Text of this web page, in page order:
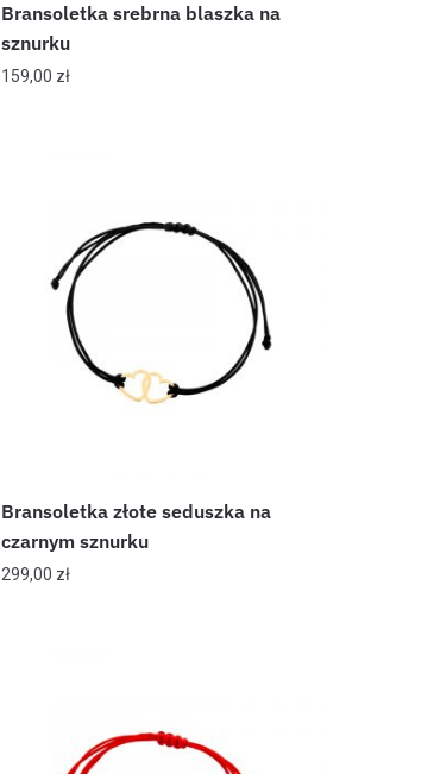
Bransoletka srebrna blaszka na
sznurku
159,00 zł
Bransoletka złote seduszka na
czarnym sznurku
299,00 zł